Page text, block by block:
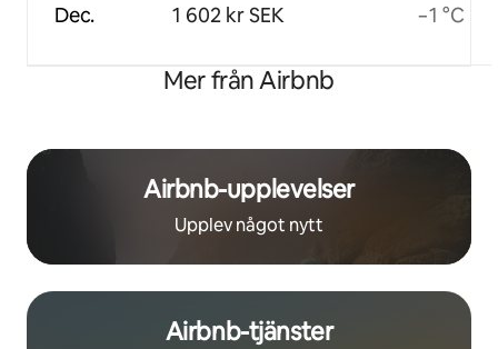
Dec. 1 602 kr SEK −1 °C
Mer från Airbnb
Airbnb-upplevelser
Upplev något nytt
Airbnb-tjänster